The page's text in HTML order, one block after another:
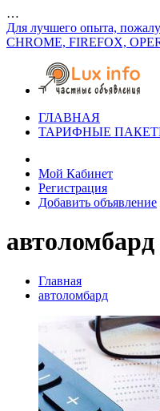
…
Для лучшего опыта,
CHROME, FIREFOX,
ГЛАВНАЯ
ТАРИФНЫЕ
Мой Кабинет
Регистрация
Добавить объявление
автоломбард
Главная
автоломбард